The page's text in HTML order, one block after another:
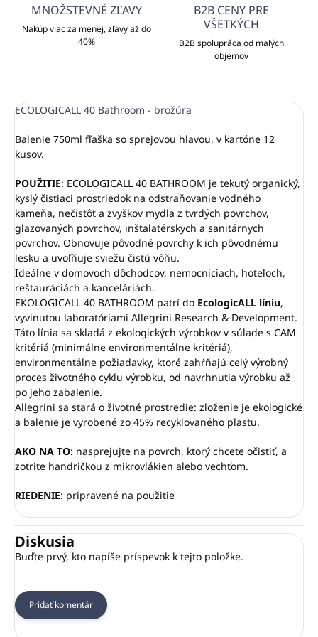
MNOŽSTEVNÉ ZĽAVY
Nakúp viac za menej, zľavy až do
40%
B2B CENY PRE
VŠETKÝCH
B2B spolupráca od malých
objemov
ECOLOGICALL 40 Bathroom - brožúra
Balenie 750ml fľaška so sprejovou hlavou, v kartóne 12
kusov.
POUŽITIE: ECOLOGICALL 40 BATHROOM je tekutý organický,
kyslý čistiaci prostriedok na odstraňovanie vodného
kameňa, nečistôt a zvyškov mydla z tvrdých povrchov,
glazovaných povrchov, inštalatérskych a sanitárnych
povrchov. Obnovuje pôvodné povrchy k ich pôvodnému
lesku a uvoľňuje sviežu čistú vôňu.
Ideálne v domovoch dôchodcov, nemocniciach, hoteloch,
reštauráciách a kanceláriách.
EKOLOGICALL 40 BATHROOM patrí do EcologicALL líniu,
vyvinutou laboratóriami Allegrini Research & Development.
Táto línia sa skladá z ekologických výrobkov v súlade s CAM
kritériá (minimálne environmentálne kritériá),
environmentálne požiadavky, ktoré zahŕňajú celý výrobný
proces životného cyklu výrobku, od navrhnutia výrobku až
po jeho zabalenie.
Allegrini sa stará o životné prostredie: zloženie je ekologické
a balenie je vyrobené zo 45% recyklovaného plastu.
AKO NA TO: nasprejujte na povrch, ktorý chcete očistiť, a
zotrite handričkou z mikrovlákien alebo vechťom.
RIEDENIE: pripravené na použitie
Diskusia
Buďte prvý, kto napíše príspevok k tejto položke.
Pridať komentár